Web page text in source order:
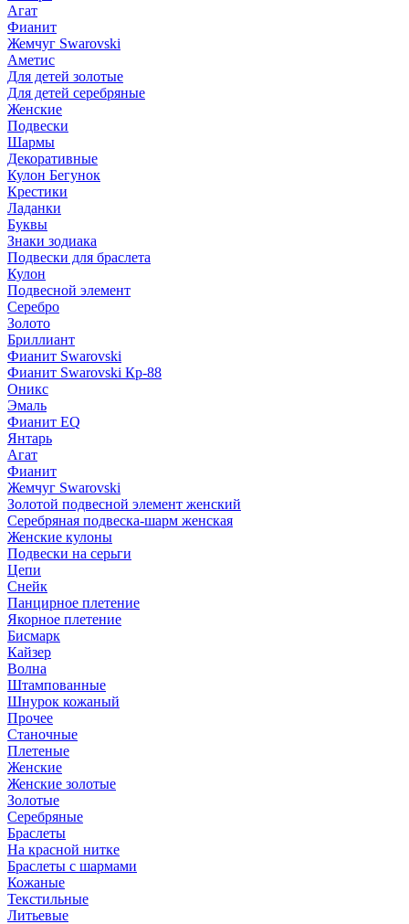
Агат
Фианит
Жемчуг Swarovski
Аметис
Для детей золотые
Для детей серебряные
Женские
Подвески
Шармы
Декоративные
Кулон Бегунок
Крестики
Ладанки
Буквы
Знаки зодиака
Подвески для браслета
Кулон
Подвесной элемент
Серебро
Золото
Бриллиант
Фианит Swarovski
Фианит Swarovski Кр-88
Оникс
Эмаль
Фианит EQ
Янтарь
Агат
Фианит
Жемчуг Swarovski
Золотой подвесной элемент женcкий
Серебряная подвеска-шарм женская
Женские кулоны
Подвески на серьги
Цепи
Снейк
Панцирное плетение
Якорное плетение
Бисмарк
Кайзер
Волна
Штампованные
Шнурок кожаный
Прочее
Станочные
Плетеные
Женские
Женские золотые
Золотые
Серебряные
Браслеты
На красной нитке
Браслеты с шармами
Кожаные
Текстильные
Литьевые